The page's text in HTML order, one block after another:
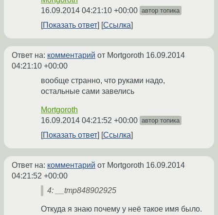
16.09.2014 04:21:10 +00:00 автор топика
Показать ответ Ссылка
Ответ на: комментарий от Mortgoroth 16.09.2014
04:21:10 +00:00
вообще странно, что руками надо,
остальные сами завелись
Mortgoroth
16.09.2014 04:21:52 +00:00 автор топика
Показать ответ Ссылка
Ответ на: комментарий от Mortgoroth 16.09.2014
04:21:52 +00:00
4: __tmp848902925
Откуда я знаю почему у неё такое имя было.